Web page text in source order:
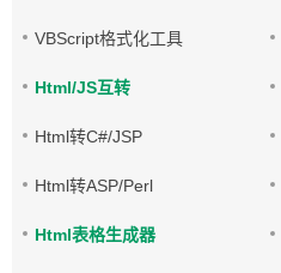
VBScript格式化工具
Html/JS互转
Html转C#/JSP
Html转ASP/Perl
Html表格生成器